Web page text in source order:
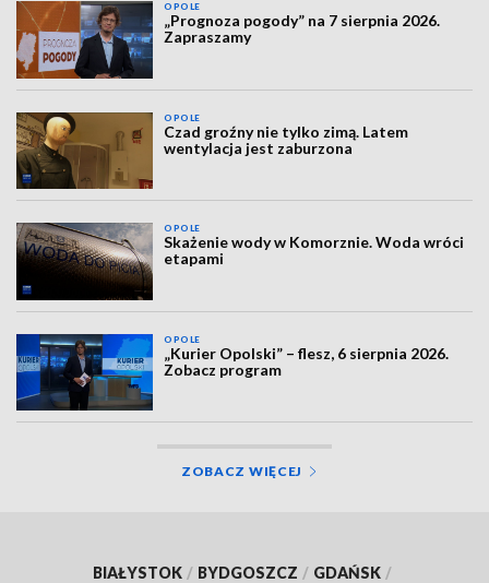
OPOLE
„Prognoza pogody” na 7 sierpnia 2026.
Zapraszamy
OPOLE
Czad groźny nie tylko zimą. Latem
wentylacja jest zaburzona
OPOLE
Skażenie wody w Komorznie. Woda wróci
etapami
OPOLE
„Kurier Opolski” – flesz, 6 sierpnia 2026.
Zobacz program
ZOBACZ WIĘCEJ
BIAŁYSTOK / BYDGOSZCZ / GDAŃSK /